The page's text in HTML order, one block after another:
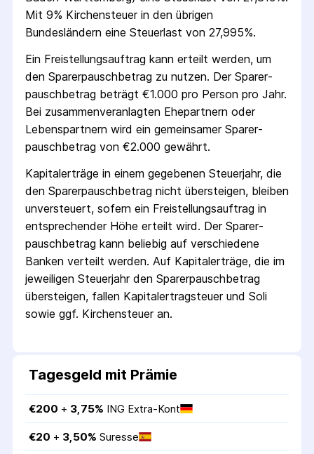
Mit 9% Kirchensteuer in den übrigen
Bundesländern eine Steuerlast von 27,995%.
Ein Freistellungs­auftrag kann erteilt werden, um
den Sparer­pausch­betrag zu nutzen. Der Sparer­
pausch­betrag beträgt €1.000 pro Person pro Jahr.
Bei zusammenveranlagten Ehepartnern oder
Lebenspartnern wird ein gemeinsamer Sparer­
pausch­betrag von €2.000 gewährt.
Kapitalerträge in einem gegebenen Steuerjahr, die
den Sparer­pausch­betrag nicht übersteigen, bleiben
unversteuert, sofern ein Freistellungs­auftrag in
entsprechender Höhe erteilt wird. Der Sparer­
pausch­betrag kann beliebig auf verschiedene
Banken verteilt werden. Auf Kapitalerträge, die im
jeweiligen Steuerjahr den Sparer­pausch­betrag
übersteigen, fallen Kapital­ertrag­steuer und Soli
sowie ggf. Kirchensteuer an.
Tagesgeld mit Prämie
€200 + 3,75% ING Extra-Kont
€20 + 3,50% Suresse